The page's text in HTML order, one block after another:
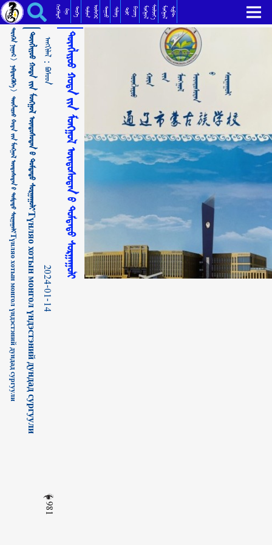
ᠲᠦᠩᠯᠢᠶᠣᠤ ᠬᠣᠲᠠ ᠶ᠋ᠢᠨ ᠮᠣᠩᠭᠣᠯ ᠦᠨᠳᠦᠰᠦᠲᠡᠨ ᠦ᠌ ᠳᠤᠮᠳᠠᠳᠤ ᠰᠤᠷᠭᠠᠭᠤᠯᠢТүнляо хотын монгол үндэстэний дундад сургуули ᠪᠣᠰᠣᠳ ᠬᠡᠦᠬᠡᠯᠳᠡᠢ ᠺᠢᠨᠣ᠋ ᠲᠡᠦᠬᠡ ᠳᠣᠮᠣᠭ ᠥᠯᠢᠭᠡᠷ ᠳᠠᠭᠤᠤ ᠰᠢᠯᠦᠭ ᠲᠣᠯᠢ ᠪᠢᠴᠢᠭ ᠮᠣᠩᠭᠣᠯᠰᠦᠯᠵᠢᠶ᠎ᠡ ᠮᠣᠩᠭᠣᠯᠰᠣᠹᠲ
ᠲᠡᠷᠢᠭᠦᠨ ᠨᠢᠭᠤᠷ >
ᠨᠡᠪᠲᠡᠷᠡᠭᠦᠯᠭᠡ >
ᠲᠦᠩᠯᠢᠶᠣᠤ ᠬᠣᠲᠠ ᠶ᠋ᠢᠨ ᠮᠣᠩᠭᠣᠯ ᠦᠨᠳᠦᠰᠦᠲᠡᠨ ᠦ᠌ ᠳᠤᠮᠳᠠᠳᠤ ᠰᠤᠷᠭᠠᠭᠤᠯᠢТүнляо хотын монгол үндэстэний дундад сургуулиᠲᠦᠩᠯᠢᠶᠣᠤ ᠬᠣᠲᠠ ᠶ᠋ᠢᠨ ᠮᠣᠩᠭᠣᠯ ᠦᠨᠳᠦᠰᠦᠲᠡᠨ ᠦ᠌ ᠳᠤᠮᠳᠠᠳᠤ ᠰᠤᠷᠭᠠᠭᠤᠯᠢТүнляо хотын монгол үндэстэний дундад сургуули ᠠᠩᠭᠢᠯᠠᠯ：
ᠪᠣᠰᠣᠳ
2024-01-14
981
ᠲᠦᠩᠯᠢᠶᠣᠤ ᠬᠣᠲᠠ ᠶ᠋ᠢᠨ ᠮᠣᠩᠭᠣᠯ ᠦᠨᠳᠦᠰᠦᠲᠡᠨ ᠦ᠌ ᠳᠤᠮᠳᠠᠳᠤ ᠰᠤᠷᠭᠠᠭᠤᠯᠢ